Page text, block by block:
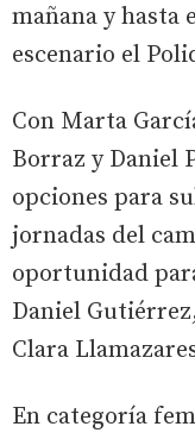
mañana y hasta
escenario el
Con Marta
Borraz y Daniel
opciones para
jornadas del
oportunidad
Daniel
Clara
En categoría